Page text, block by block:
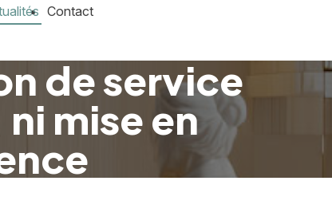
Contact
de service
mise en